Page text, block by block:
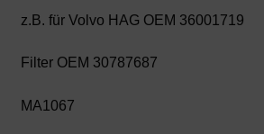
z.B. für Volvo HAG OEM 36001719
Filter OEM 30787687
MA1067